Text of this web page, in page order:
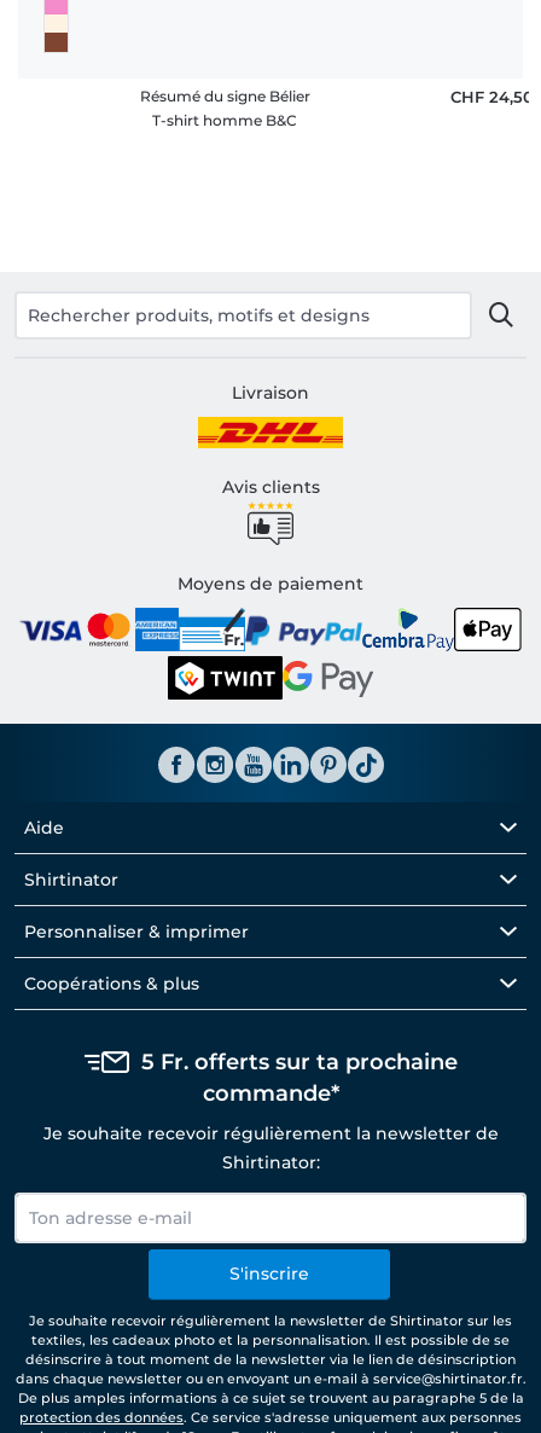
Résumé du signe Bélier
T-shirt homme B&C
CHF 24,50
Livraison
Avis clients
Moyens de paiement
Aide
Shirtinator
Personnaliser & imprimer
Coopérations & plus
5 Fr. offerts sur ta prochaine
commande*
Je souhaite recevoir régulièrement la newsletter de
Shirtinator:
S'inscrire
Je souhaite recevoir régulièrement la newsletter de Shirtinator sur les
textiles, les cadeaux photo et la personnalisation. Il est possible de se
désinscrire à tout moment de la newsletter via le lien de désinscription
dans chaque newsletter ou en envoyant un e-mail à service@shirtinator.fr.
De plus amples informations à ce sujet se trouvent au paragraphe 5 de la
protection des données. Ce service s'adresse uniquement aux personnes